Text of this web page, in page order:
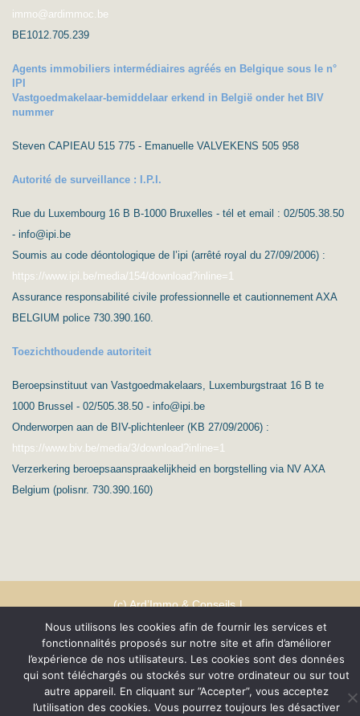
immo@ardimmoc.be
BE1012.705.239
Agents immobiliers intermédiaires agréés en Belgique sous le n°
IPI
Vastgoedmakelaar-bemiddelaar erkend in België onder het BIV
nummer
Steven CAPIEAU 515 775 - Emanuelle VALVEKENS 505 958
Autorité de surveillance : I.P.I.
Rue du Luxembourg 16 B B-1000 Bruxelles - tél et email : 02/505.38.50
- info@ipi.be
Soumis au code déontologique de l’ipi (arrêté royal du 27/09/2006) :
https://www.ipi.be/media/154/download?inline=1
Assurance responsabilité civile professionnelle et cautionnement AXA
BELGIUM police 730.390.160.
Toezichthoudende autoriteit
Beroepsinstituut van Vastgoedmakelaars, Luxemburgstraat 16 B te
1000 Brussel - 02/505.38.50 - info@ipi.be
Onderworpen aan de BIV-plichtenleer (KB 27/09/2006) :
https://www.biv.be/media/3/download?inline=1
Verzerkering beroepsaanspraakelijkheid en borgstelling via NV AXA
Belgium (polisnr. 730.390.160)
(c) Ard’Immo & Conseils
Protection de la vie privée – RGPD Nederlands
Conditions générales
Nous utilisons les cookies afin de fournir les services et
fonctionnalités proposés sur notre site et afin d’améliorer
l’expérience de nos utilisateurs. Les cookies sont des données
qui sont téléchargés ou stockés sur votre ordinateur ou sur tout
autre appareil. En cliquant sur ”Accepter”, vous acceptez
l’utilisation des cookies. Vous pourrez toujours les désactiver